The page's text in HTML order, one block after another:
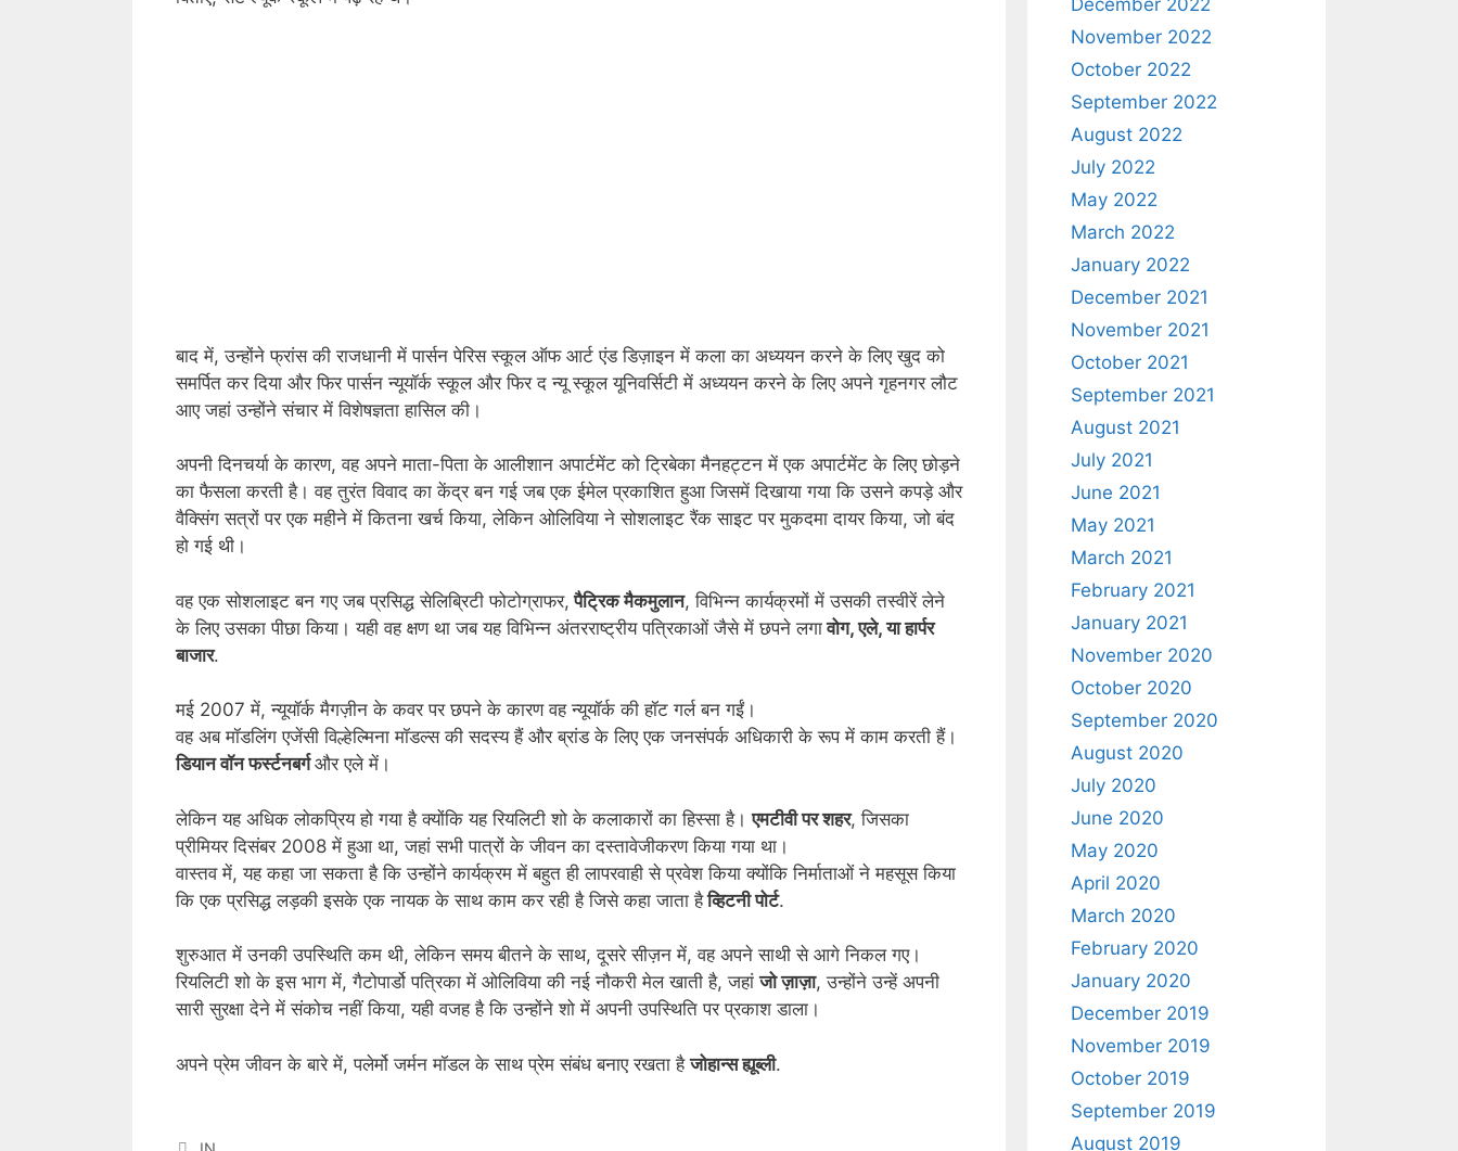
बाद में, उन्होंने फ्रांस की राजधानी में पार्सन पेरिस स्कूल ऑफ आर्ट एंड डिज़ाइन में कला का अध्ययन करने के लिए खुद को
समर्पित कर दिया और फिर पार्सन न्यूयॉर्क स्कूल और फिर द न्यू स्कूल यूनिवर्सिटी में अध्ययन करने के लिए अपने गृहनगर लौट
आए जहां उन्होंने संचार में विशेषज्ञता हासिल की।
अपनी दिनचर्या के कारण, वह अपने माता-पिता के आलीशान अपार्टमेंट को ट्रिबेका मैनहट्टन में एक अपार्टमेंट के लिए छोड़ने
का फैसला करती है। वह तुरंत विवाद का केंद्र बन गई जब एक ईमेल प्रकाशित हुआ जिसमें दिखाया गया कि उसने कपड़े और
वैक्सिंग सत्रों पर एक महीने में कितना खर्च किया, लेकिन ओलिविया ने सोशलाइट रैंक साइट पर मुकदमा दायर किया, जो बंद
हो गई थी।
वह एक सोशलाइट बन गए जब प्रसिद्ध सेलिब्रिटी फोटोग्राफर, पैट्रिक मैकमुलान, विभिन्न कार्यक्रमों में उसकी तस्वीरें लेने
के लिए उसका पीछा किया। यही वह क्षण था जब यह विभिन्न अंतरराष्ट्रीय पत्रिकाओं जैसे में छपने लगावोग, एले, या हार्पर
बाजार.
मई 2007 में, न्यूयॉर्क मैगज़ीन के कवर पर छपने के कारण वह न्यूयॉर्क की हॉट गर्ल बन गईं।
वह अब मॉडलिंग एजेंसी विल्हेल्मिना मॉडल्स की सदस्य हैं और ब्रांड के लिए एक जनसंपर्क अधिकारी के रूप में काम करती हैं।
डियान वॉन फर्स्टनबर्गऔर एले में।
लेकिन यह अधिक लोकप्रिय हो गया है क्योंकि यह रियलिटी शो के कलाकारों का हिस्सा है।एमटीवी पर शहर, जिसका
प्रीमियर दिसंबर 2008 में हुआ था, जहां सभी पात्रों के जीवन का दस्तावेजीकरण किया गया था।
वास्तव में, यह कहा जा सकता है कि उन्होंने कार्यक्रम में बहुत ही लापरवाही से प्रवेश किया क्योंकि निर्माताओं ने महसूस किया
कि एक प्रसिद्ध लड़की इसके एक नायक के साथ काम कर रही है जिसे कहा जाता हैव्हिटनी पोर्ट.
शुरुआत में उनकी उपस्थिति कम थी, लेकिन समय बीतने के साथ, दूसरे सीज़न में, वह अपने साथी से आगे निकल गए।
रियलिटी शो के इस भाग में, गैटोपार्डो पत्रिका में ओलिविया की नई नौकरी मेल खाती है, जहांजो ज़ाज़ा, उन्होंने उन्हें अपनी
सारी सुरक्षा देने में संकोच नहीं किया, यही वजह है कि उन्होंने शो में अपनी उपस्थिति पर प्रकाश डाला।
अपने प्रेम जीवन के बारे में, पलेर्मो जर्मन मॉडल के साथ प्रेम संबंध बनाए रखता हैजोहान्स ह्यूब्ली.
December 2022
November 2022
October 2022
September 2022
August 2022
July 2022
May 2022
March 2022
January 2022
December 2021
November 2021
October 2021
September 2021
August 2021
July 2021
June 2021
May 2021
March 2021
February 2021
January 2021
November 2020
October 2020
September 2020
August 2020
July 2020
June 2020
May 2020
April 2020
March 2020
February 2020
January 2020
December 2019
November 2019
October 2019
September 2019
August 2019